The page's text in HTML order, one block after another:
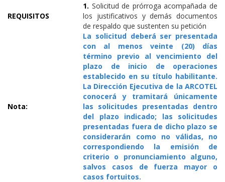
REQUISITOS
1. Solicitud de prórroga acompañada de
los justificativos y demás documentos
de respaldo que sustenten su petición
Nota:
La solicitud deberá ser presentada
con al menos veinte (20) días
término previo al vencimiento del
plazo de inicio de operaciones
establecido en su título habilitante.
La Dirección Ejecutiva de la ARCOTEL
conocerá y tramitará únicamente
las solicitudes presentadas dentro
del plazo indicado; las solicitudes
presentadas fuera de dicho plazo se
considerarán como no válidas, no
correspondiendo la emisión de
criterio o pronunciamiento alguno,
salvos casos de fuerza mayor o
casos fortuitos.